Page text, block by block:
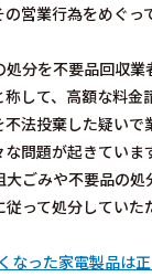
営業行為をめぐっ
分を不要品回収業
称して、高額な料金
法投棄した疑いで
問題が起きていま
ごみや不要品の
って処分していた
なった家電製品は